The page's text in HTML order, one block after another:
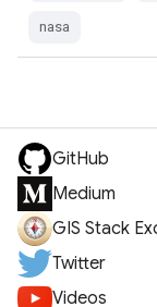
nasa
GitHub
Medium
GIS Stack
Twitter
Videos